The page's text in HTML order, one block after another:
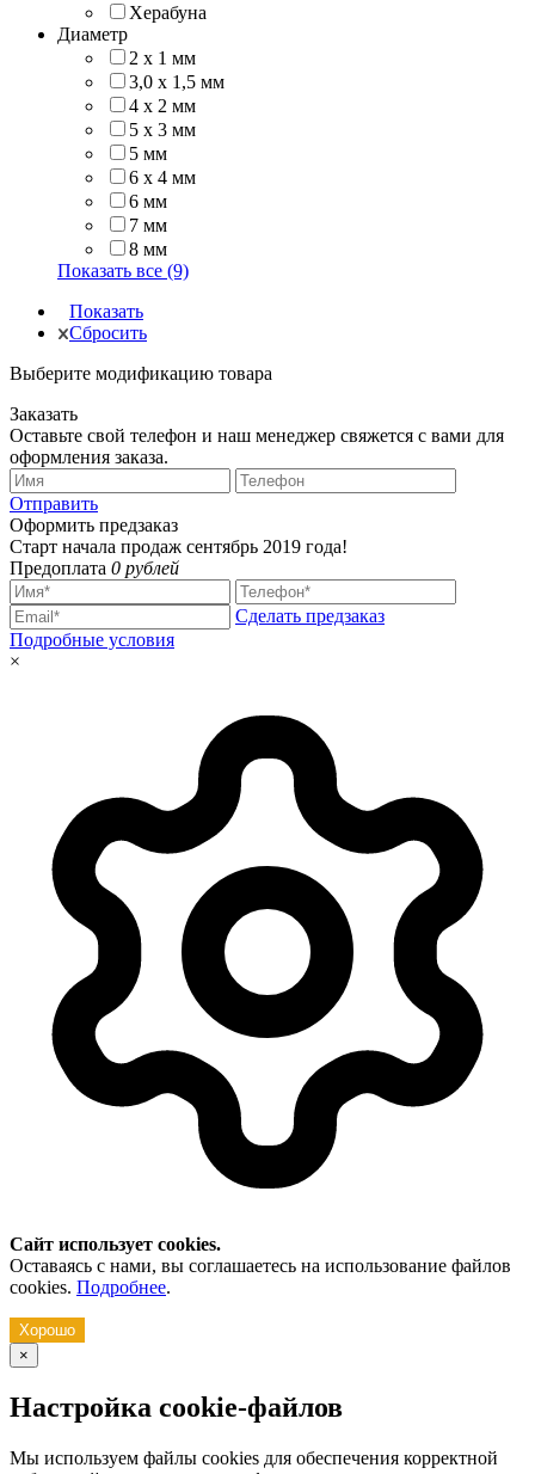
Херабуна
Диаметр
2 x 1 мм
3,0 x 1,5 мм
4 x 2 мм
5 x 3 мм
5 мм
6 x 4 мм
6 мм
7 мм
8 мм
Показать все (9)
Показать
Сбросить
Выберите модификацию товара
Заказать
Оставьте свой телефон и наш менеджер свяжется с вами для
оформления заказа.
Отправить
Оформить предзаказ
Старт начала продаж сентябрь 2019 года!
Предоплата 0 рублей
Сделать предзаказ
Подробные условия
×
Сайт использует cookies.
Оставаясь с нами, вы соглашаетесь на использование файлов
cookies. Подробнее.
Хорошо
×
Настройка cookie-файлов
Мы используем файлы cookies для обеспечения корректной